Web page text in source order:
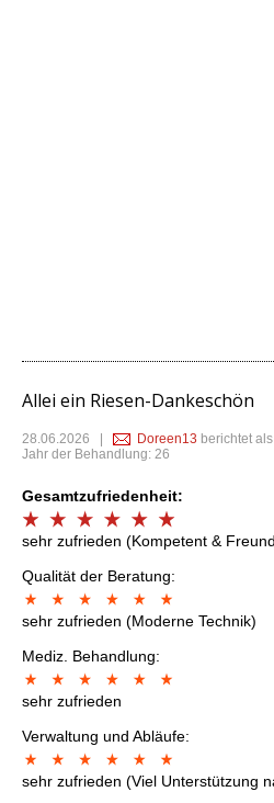
Allei ein Riesen-Dankeschön
28.06.2026 Doreen13 berichtet
Jahr der Behandlung: 26
Gesamtzufriedenheit:
sehr zufrieden (Kompetent &
Qualität der Beratung:
sehr zufrieden (Moderne Technik)
Mediz. Behandlung:
sehr zufrieden
Verwaltung und Abläufe:
sehr zufrieden (Viel Unterstützung